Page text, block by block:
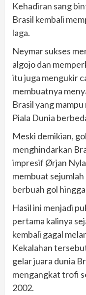
Kehadiran sang
Brasil kembali
laga.
Neymar sukses
algojo dan
itu juga mengukir
membuatnya
Brasil yang
Piala Dunia
Meski demikian,
menghindarkan
impresif Ørjan
membuat sejumlah
berbuah gol
Hasil ini menjadi
pertama kalinya
kembali gagal
Kekalahan
gelar juara dunia
mengangkat trofi
2002.